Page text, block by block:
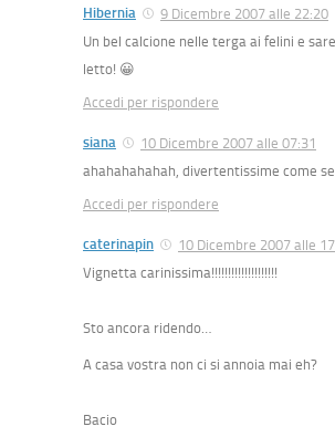
Hibernia
9 Dicembre 2007 alle 22:20
Un bel calcione nelle terga ai felini e
letto! 😀
Accedi per rispondere
siana
10 Dicembre 2007 alle 07:31
ahahahahahah, divertentissime come
Accedi per rispondere
caterinapin
10 Dicembre 2007 alle
Vignetta carinissima!!!!!!!!!!!!!!!!!!!!
Sto ancora ridendo…
A casa vostra non ci si annoia mai eh?
Bacio